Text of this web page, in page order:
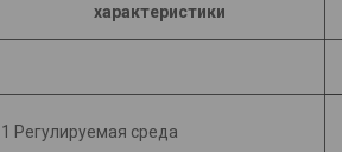
характеристики
1 Регулируемая среда